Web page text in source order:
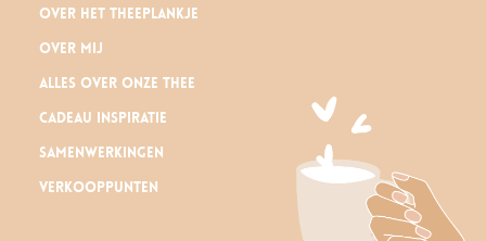
Over Het Theeplankje
Over mij
Alles over onze thee
Cadeau inspiratie
Samenwerkingen
Verkooppunten